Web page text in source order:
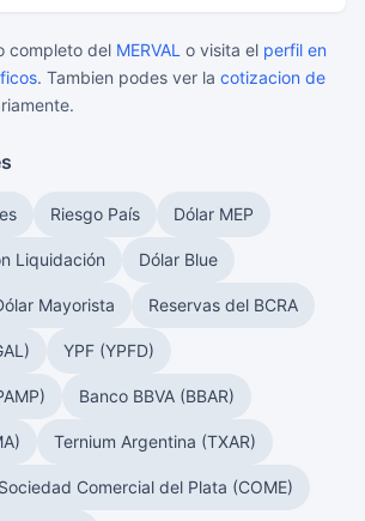
completo del MERVAL o visita el perfil en
. Tambien podes ver la cotizacion de
Riesgo País Dólar MEP
Liquidación Dólar Blue
Mayorista Reservas del BCRA
YPF (YPFD)
Banco BBVA (BBAR)
Ternium Argentina (TXAR)
Sociedad Comercial del Plata (COME)